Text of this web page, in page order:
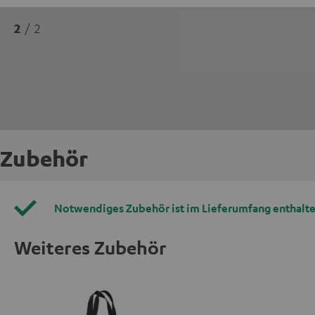
2 / 2
Zubehör
Notwendiges Zubehör ist im Lieferumfang
Weiteres Zubehör